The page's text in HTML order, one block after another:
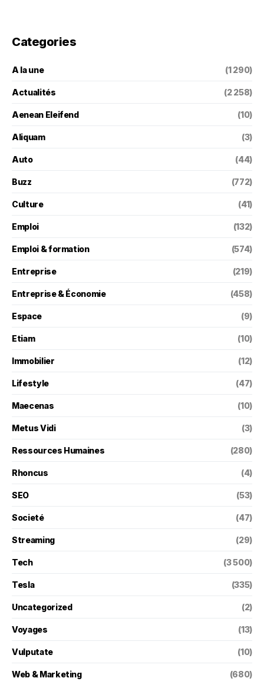
Categories
A la une (1 290)
Actualités (2 258)
Aenean Eleifend (10)
Aliquam (3)
Auto (44)
Buzz (772)
Culture (41)
Emploi (132)
Emploi & formation (574)
Entreprise (219)
Entreprise & Économie (458)
Espace (9)
Etiam (10)
Immobilier (12)
Lifestyle (47)
Maecenas (10)
Metus Vidi (3)
Ressources Humaines (280)
Rhoncus (4)
SEO (53)
Societé (47)
Streaming (29)
Tech (3 500)
Tesla (335)
Uncategorized (2)
Voyages (13)
Vulputate (10)
Web & Marketing (680)